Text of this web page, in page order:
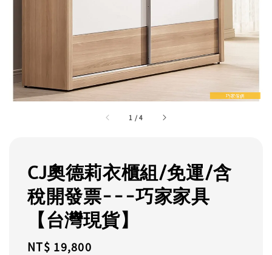
1 /4
CJ奧德莉衣櫃組/免運/含
稅開發票---巧家家具
【台灣現貨】
Regular
NT$ 19,800